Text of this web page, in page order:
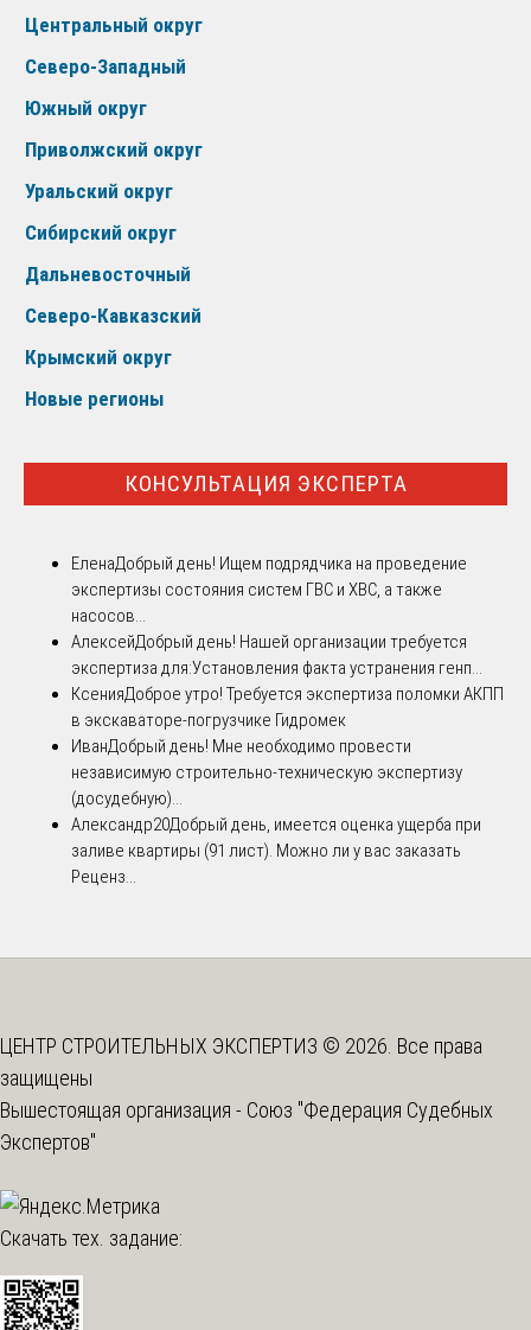
Центральный округ
Северо-Западный
Южный округ
Приволжский округ
Уральский округ
Сибирский округ
Дальневосточный
Северо-Кавказский
Крымский округ
Новые регионы
КОНСУЛЬТАЦИЯ ЭКСПЕРТА
ЕленаДобрый день! Ищем подрядчика на проведение
экспертизы состояния систем ГВС и ХВС, а также
насосов...
АлексейДобрый день! Нашей организации требуется
экспертиза для:Установления факта устранения генп...
КсенияДоброе утро! Требуется экспертиза поломки АКПП
в экскаваторе-погрузчике Гидромек
ИванДобрый день! Мне необходимо провести
независимую строительно-техническую экспертизу
(досудебную)...
Александр20Добрый день, имеется оценка ущерба при
заливе квартиры (91 лист). Можно ли у вас заказать
Реценз...
ЦЕНТР СТРОИТЕЛЬНЫХ ЭКСПЕРТИЗ © 2026. Все права
защищены
Вышестоящая организация - Союз "Федерация Судебных
Экспертов"
Скачать тех. задание: